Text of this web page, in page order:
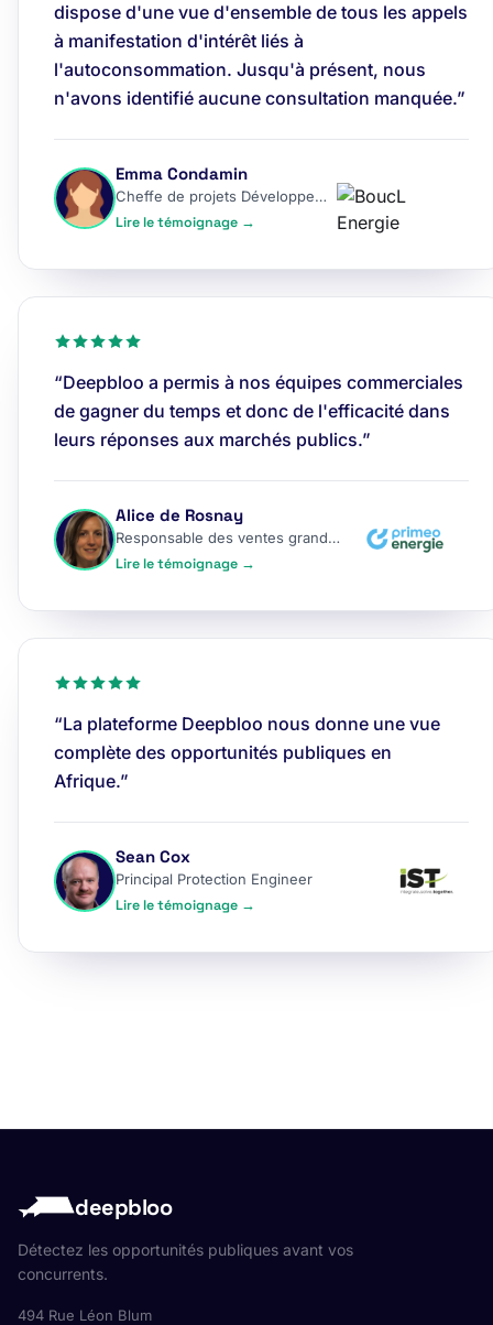
dispose d'une vue d'ensemble de tous les appels
à manifestation d'intérêt liés à
l'autoconsommation. Jusqu'à présent, nous
n'avons identifié aucune consultation manquée.”
Emma Condamin
Cheffe de projets Développement
Lire le témoignage →
“Deepbloo a permis à nos équipes commerciales
de gagner du temps et donc de l'efficacité dans
leurs réponses aux marchés publics.”
Alice de Rosnay
Responsable des ventes grands comptes
Lire le témoignage →
“La plateforme Deepbloo nous donne une vue
complète des opportunités publiques en
Afrique.”
Sean Cox
Principal Protection Engineer
Lire le témoignage →
deepbloo
Détectez les opportunités publiques avant vos
concurrents.
494 Rue Léon Blum